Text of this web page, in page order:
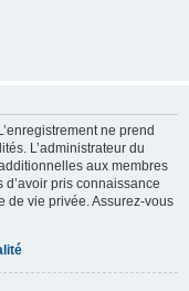
ne prend
L’administrateur du
aux membres
pris connaissance
de vie privée. Assurez-vous